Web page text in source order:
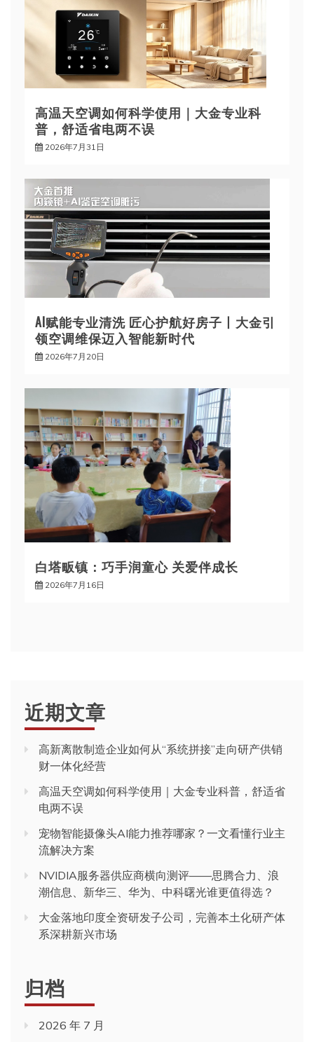
高温天空调如何科学使用｜大金专业科
普，舒适省电两不误
2026年7月31日
AI赋能专业清洗 匠心护航好房子丨大金引
领空调维保迈入智能新时代
2026年7月20日
白塔畈镇：巧手润童心 关爱伴成长
2026年7月16日
近期文章
高新离散制造企业如何从“系统拼接”走向研产供销
财一体化经营
高温天空调如何科学使用｜大金专业科普，舒适省
电两不误
宠物智能摄像头AI能力推荐哪家？一文看懂行业主
流解决方案
NVIDIA服务器供应商横向测评——思腾合力、浪
潮信息、新华三、华为、中科曙光谁更值得选？
大金落地印度全资研发子公司，完善本土化研产体
系深耕新兴市场
归档
2026 年 7 月